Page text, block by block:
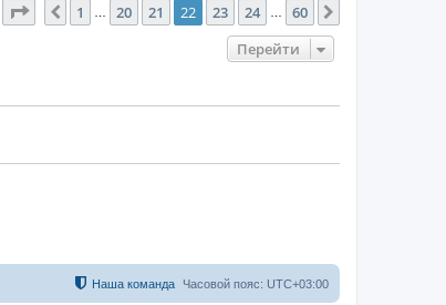
Страница 22из 60
Пред.
1 20 21 22 23 24 60
Перейти
Часовой пояс: UTC+03:00
Наша команда